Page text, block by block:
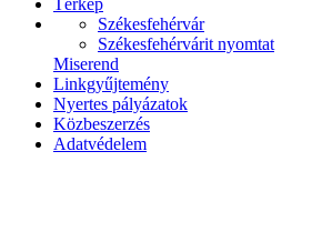
Térkép
Székesfehérvár
Székesfehérvárit nyomtat
Miserend
Linkgyűjtemény
Nyertes pályázatok
Közbeszerzés
Adatvédelem